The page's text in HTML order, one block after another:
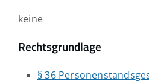
keine
Rechtsgrundlage
§ 36